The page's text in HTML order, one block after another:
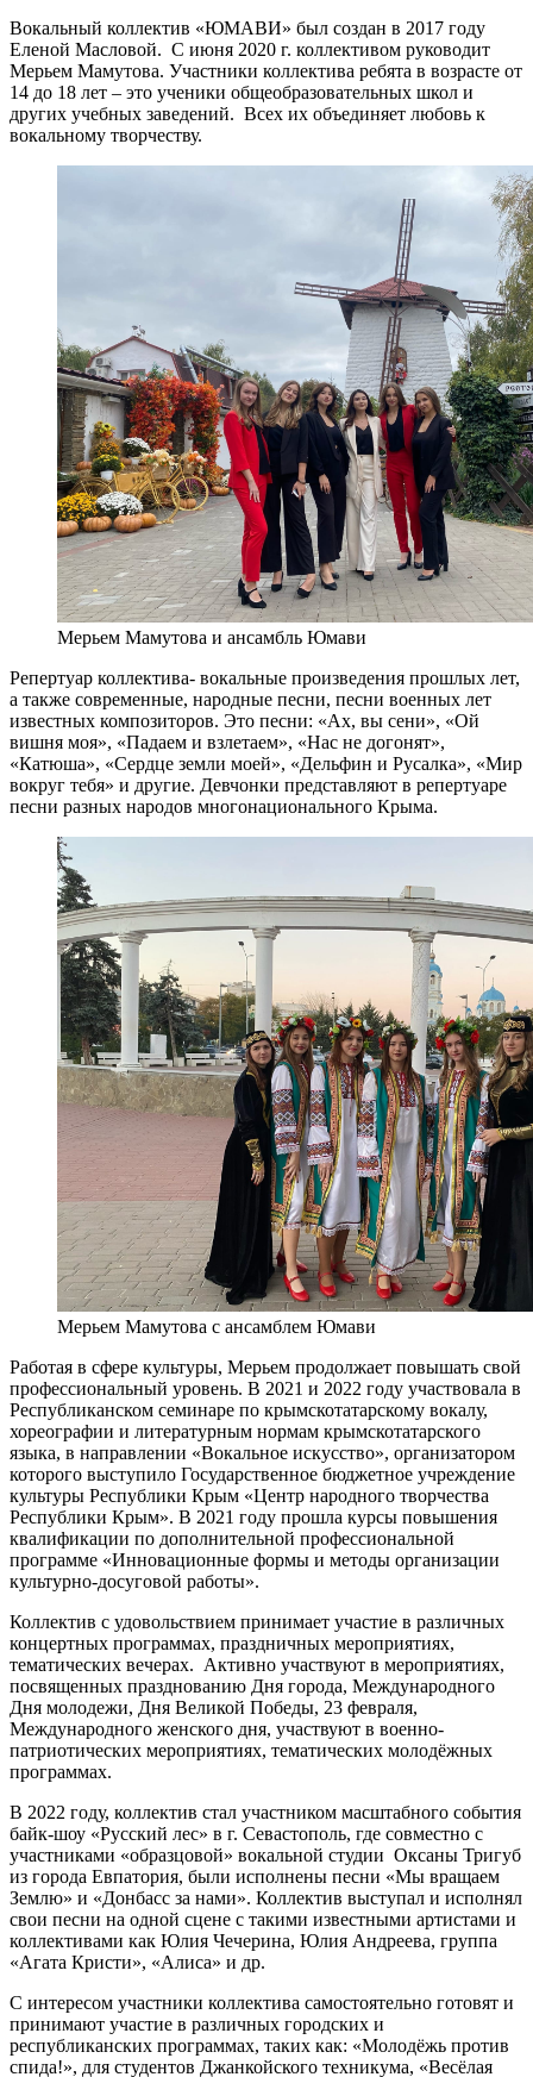
Вокальный коллектив «ЮМАВИ» был создан в 2017 году
Еленой Масловой. С июня 2020 г. коллективом руководит
Мерьем Мамутова. Участники коллектива ребята в возрасте от
14 до 18 лет – это ученики общеобразовательных школ и
других учебных заведений. Всех их объединяет любовь к
вокальному творчеству.
Мерьем Мамутова и ансамбль Юмави
Репертуар коллектива- вокальные произведения прошлых лет,
а также современные, народные песни, песни военных лет
известных композиторов. Это песни: «Ах, вы сени», «Ой
вишня моя», «Падаем и взлетаем», «Нас не догонят»,
«Катюша», «Сердце земли моей», «Дельфин и Русалка», «Мир
вокруг тебя» и другие. Девчонки представляют в репертуаре
песни разных народов многонационального Крыма.
Мерьем Мамутова с ансамблем Юмави
Работая в сфере культуры, Мерьем продолжает повышать свой
профессиональный уровень. В 2021 и 2022 году участвовала в
Республиканском семинаре по крымскотатарскому вокалу,
хореографии и литературным нормам крымскотатарского
языка, в направлении «Вокальное искусство», организатором
которого выступило Государственное бюджетное учреждение
культуры Республики Крым «Центр народного творчества
Республики Крым». В 2021 году прошла курсы повышения
квалификации по дополнительной профессиональной
программе «Инновационные формы и методы организации
культурно-досуговой работы».
Коллектив с удовольствием принимает участие в различных
концертных программах, праздничных мероприятиях,
тематических вечерах. Активно участвуют в мероприятиях,
посвященных празднованию Дня города, Международного
Дня молодежи, Дня Великой Победы, 23 февраля,
Международного женского дня, участвуют в военно-
патриотических мероприятиях, тематических молодёжных
программах.
В 2022 году, коллектив стал участником масштабного события
байк-шоу «Русский лес» в г. Севастополь, где совместно с
участниками «образцовой» вокальной студии Оксаны Тригуб
из города Евпатория, были исполнены песни «Мы вращаем
Землю» и «Донбасс за нами». Коллектив выступал и исполнял
свои песни на одной сцене с такими известными артистами и
коллективами как Юлия Чечерина, Юлия Андреева, группа
«Агата Кристи», «Алиса» и др.
С интересом участники коллектива самостоятельно готовят и
принимают участие в различных городских и
республиканских программах, таких как: «Молодёжь против
спида!», для студентов Джанкойского техникума, «Весёлая